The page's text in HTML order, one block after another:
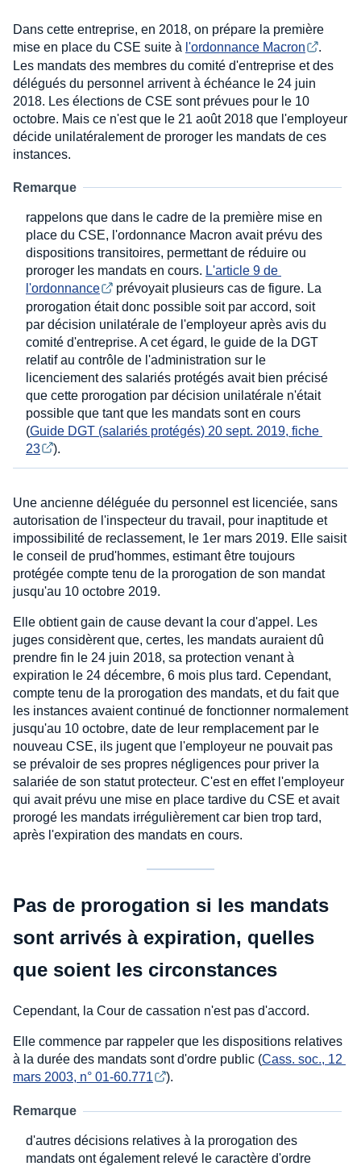
Dans cette entreprise, en 2018, on prépare la première
mise en place du CSE suite à l'ordonnance Macron
.
Les mandats des membres du comité d'entreprise et des
délégués du personnel arrivent à échéance le 24 juin
2018. Les élections de CSE sont prévues pour le 10
octobre. Mais ce n'est que le 21 août 2018 que l'employeur
décide unilatéralement de proroger les mandats de ces
instances.
Remarque
rappelons que dans le cadre de la première mise en
place du CSE, l'ordonnance Macron avait prévu des
dispositions transitoires, permettant de réduire ou
proroger les mandats en cours. L'article 9 de
l'ordonnance
prévoyait plusieurs cas de figure. La
prorogation était donc possible soit par accord, soit
par décision unilatérale de l'employeur après avis du
comité d'entreprise. A cet égard, le guide de la DGT
relatif au contrôle de l'administration sur le
licenciement des salariés protégés avait bien précisé
que cette prorogation par décision unilatérale n'était
possible que tant que les mandats sont en cours
(Guide DGT (salariés protégés) 20 sept. 2019, fiche
23
).
Une ancienne déléguée du personnel est licenciée, sans
autorisation de l'inspecteur du travail, pour inaptitude et
impossibilité de reclassement, le 1er mars 2019. Elle saisit
le conseil de prud'hommes, estimant être toujours
protégée compte tenu de la prorogation de son mandat
jusqu'au 10 octobre 2019.
Elle obtient gain de cause devant la cour d'appel. Les
juges considèrent que, certes, les mandats auraient dû
prendre fin le 24 juin 2018, sa protection venant à
expiration le 24 décembre, 6 mois plus tard. Cependant,
compte tenu de la prorogation des mandats, et du fait que
les instances avaient continué de fonctionner normalement
jusqu'au 10 octobre, date de leur remplacement par le
nouveau CSE, ils jugent que l'employeur ne pouvait pas
se prévaloir de ses propres négligences pour priver la
salariée de son statut protecteur. C'est en effet l'employeur
qui avait prévu une mise en place tardive du CSE et avait
prorogé les mandats irrégulièrement car bien trop tard,
après l'expiration des mandats en cours.
Pas de prorogation si les mandats
sont arrivés à expiration, quelles
que soient les circonstances
Cependant, la Cour de cassation n'est pas d'accord.
Elle commence par rappeler que les dispositions relatives
à la durée des mandats sont d'ordre public (Cass. soc., 12
mars 2003, n° 01-60.771
).
Remarque
d'autres décisions relatives à la prorogation des
mandats ont également relevé le caractère d'ordre